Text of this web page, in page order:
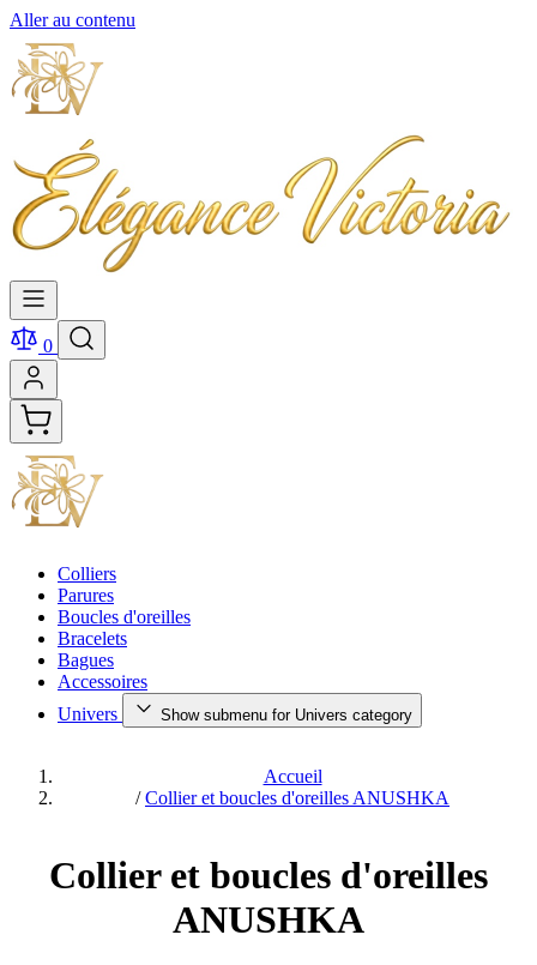
Aller au contenu
0
Colliers
Parures
Boucles d'oreilles
Bracelets
Bagues
Accessoires
Univers
Show submenu for Univers category
Accueil
/ Collier et boucles d'oreilles ANUSHKA
Collier et boucles d'oreilles
ANUSHKA